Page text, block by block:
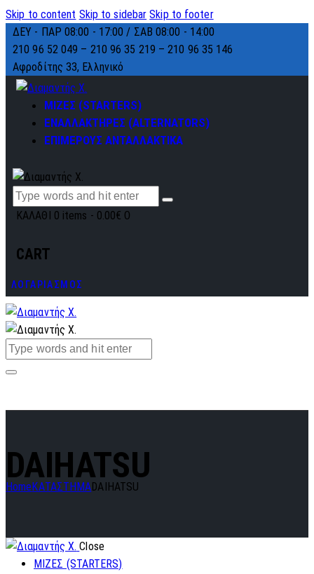
Skip to content Skip to sidebar Skip to footer
ΔΕΥ - ΠΑΡ 08:00 - 17:00 / ΣΑΒ 08:00 - 14:00
210 96 52 049 – 210 96 35 219 –210 96 35 146
Αφροδίτης 33, Ελληνικό
ΜΙΖΕΣ (STARTERS)
ΕΝΑΛΛΑΚΤΗΡΕΣ (ALTERNATORS)
ΕΠΙΜΕΡΟΥΣ ΑΝΤΑΛΛΑΚΤΙΚΑ
ΚΑΛΑΘΙ 0 items - 0.00€ 0
CART
ΛΟΓΑΡΙΑΣΜΟΣ
DAIHATSU
Home ΚΑΤΑΣΤΗΜΑDAIHATSU
Close
ΜΙΖΕΣ (STARTERS)